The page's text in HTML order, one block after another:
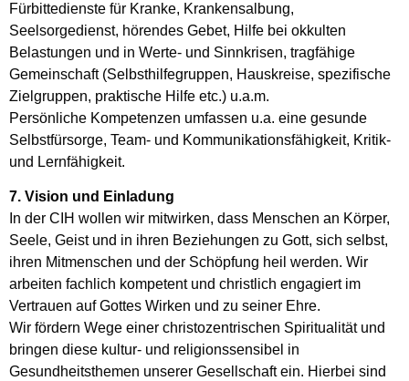
Fürbittedienste für Kranke, Krankensalbung,
Seelsorgedienst, hörendes Gebet, Hilfe bei okkulten
Belastungen und in Werte- und Sinnkrisen, tragfähige
Gemeinschaft (Selbsthilfegruppen, Hauskreise, spezifische
Zielgruppen, praktische Hilfe etc.) u.a.m.
Persönliche Kompetenzen umfassen u.a. eine gesunde
Selbstfürsorge, Team- und Kommunikationsfähigkeit, Kritik-
und Lernfähigkeit.
7. Vision und Einladung
In der CIH wollen wir mitwirken, dass Menschen an Körper,
Seele, Geist und in ihren Beziehungen zu Gott, sich selbst,
ihren Mitmenschen und der Schöpfung heil werden. Wir
arbeiten fachlich kompetent und christlich engagiert im
Vertrauen auf Gottes Wirken und zu seiner Ehre.
Wir fördern Wege einer christozentrischen Spiritualität und
bringen diese kultur- und religionssensibel in
Gesundheitsthemen unserer Gesellschaft ein. Hierbei sind